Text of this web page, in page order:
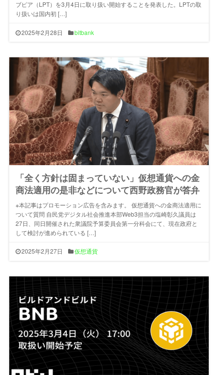
ブピア（LPT）を3月4日に取り扱い開始することを発表した。LPTの取
り扱いは国内初 […]
2025年2月28日 bitbank
「全く方針は固まっていない」仮想通貨への金
商法適用の是非などについて西野政務官が答弁
※本記事はプロモーション広告を含みます。 仮想通貨への金商法適用に
ついて質問 自民党デジタル社会推進本部Web3担当の塩崎彰久議員は
27日、同日開催された衆議院予算委員会第一分科会にて、現在政府と
して検討が進められている […]
2025年2月27日 仮想通貨